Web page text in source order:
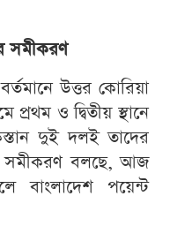
সমীকরণ
উত্তর কোরিয়া
ও দ্বিতীয় স্থানে
দুই দলই তাদের
সমীকরণ বলছে, আজ
বাংলাদেশ পয়েন্ট